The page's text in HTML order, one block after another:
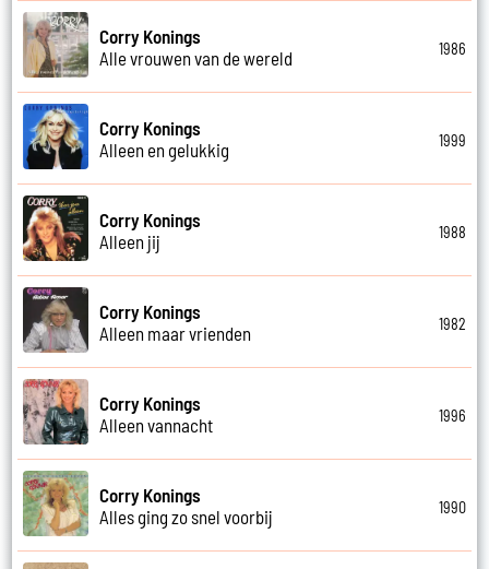
Corry Konings
Alle vrouwen van de wereld
1986
Corry Konings
Alleen en gelukkig
1999
Corry Konings
Alleen jij
1988
Corry Konings
Alleen maar vrienden
1982
Corry Konings
Alleen vannacht
1996
Corry Konings
Alles ging zo snel voorbij
1990